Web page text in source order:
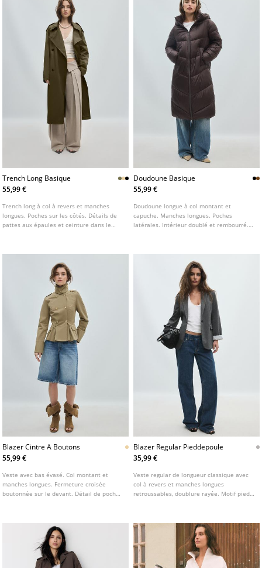
Trench Long Basique
55,99 €
Trench long à col à revers et manches
longues. Poches sur les côtés. Détails de
pattes aux épaules et ceinture dans le
coloris.
Doudoune Basique
55,99 €
Doudoune longue à col montant et
capuche. Manches longues. Poches
latérales. Intérieur doublé et rembourré.
Blazer Cintre A Boutons
55,99 €
Veste avec bas évasé. Col montant et
manches longues. Fermeture croisée
boutonnée sur le devant. Détail de poches
Blazer Regular Pieddepoule
35,99 €
Veste regular de longueur classique avec
col à revers et manches longues
retroussables, doublure rayée. Motif pied-